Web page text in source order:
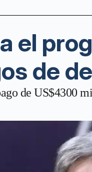
el
de
de US$4300